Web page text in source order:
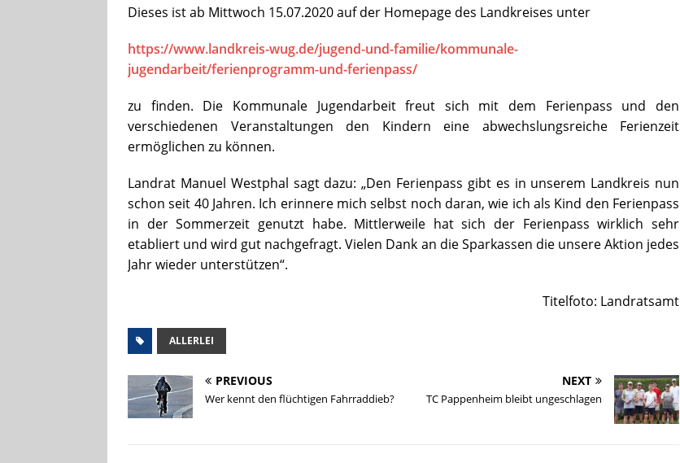
Dieses ist ab Mittwoch 15.07.2020 auf der Homepage des Landkreises unter
https://www.landkreis-wug.de/jugend-und-familie/kommunale-
jugendarbeit/ferienprogramm-und-ferienpass/
zu finden. Die Kommunale Jugendarbeit freut sich mit dem Ferienpass und den
verschiedenen Veranstaltungen den Kindern eine abwechslungsreiche Ferienzeit
ermöglichen zu können.
Landrat Manuel Westphal sagt dazu: „Den Ferienpass gibt es in unserem Landkreis nun
schon seit 40 Jahren. Ich erinnere mich selbst noch daran, wie ich als Kind den Ferienpass
in der Sommerzeit genutzt habe. Mittlerweile hat sich der Ferienpass wirklich sehr
etabliert und wird gut nachgefragt. Vielen Dank an die Sparkassen die unsere Aktion jedes
Jahr wieder unterstützen“.
Titelfoto: Landratsamt
ALLERLEI
PREVIOUS
Wer kennt den flüchtigen Fahrraddieb?
NEXT
TC Pappenheim bleibt ungeschlagen